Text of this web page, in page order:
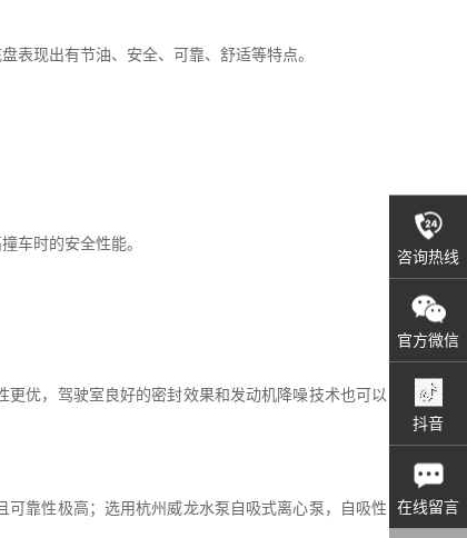
表现出有节油、安全、可靠、舒适等特点。
车时的安全性能。
优，驾驶室良好的密封效果和发动机降噪技术也可以
靠性极高；选用杭州威龙水泵自吸式离心泵，自吸性
咨询热线
官方微信
抖音
在线留言